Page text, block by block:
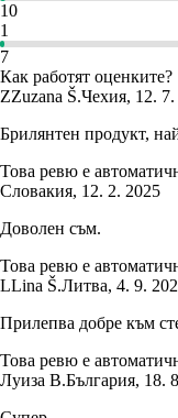
10
1
7
Как работят оценките?
ZZuzana Š.Чехия, 12.
Брилянтен продукт,
Това ревю е
Словакия, 12. 2. 2025
Доволен съм.
Това ревю е
LLina Š.Литва, 4. 9.
Прилепва добре към
Това ревю е
Луиза В.България, 18.